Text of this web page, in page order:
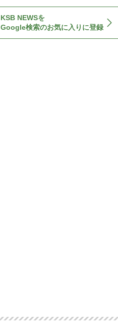
KSB NEWSを
Google検索のお気に入りに登録